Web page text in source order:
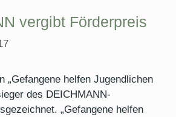
vergibt Förderpreis
„Gefangene helfen Jugendlichen
des DEICHMANN-
„Gefangene helfen